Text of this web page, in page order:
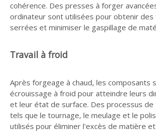
cohérence. Des presses à forger
ordinateur sont utilisées pour obtenir des
serrées et minimiser le gaspillage de
Travail à froid
Après forgeage à chaud, les composants
écrouissage à froid pour atteindre leurs
et leur état de surface. Des processus de
tels que le tournage, le meulage et le
utilisés pour éliminer l'excès de matière